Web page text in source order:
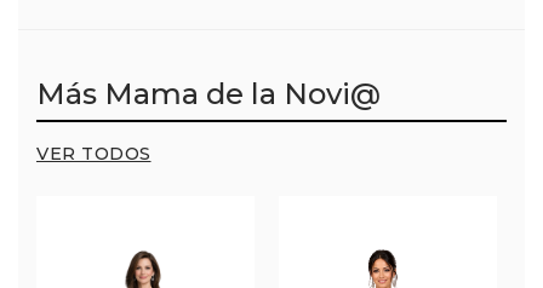
Más Mama de la Novi@
VER TODOS